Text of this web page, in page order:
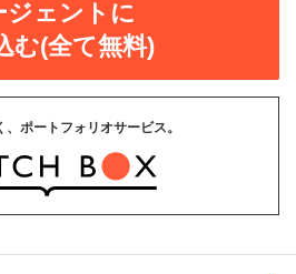
ジェントに
む(全て無料)
ポートフォリオサービス。